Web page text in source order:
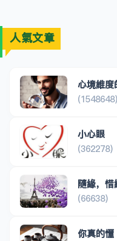
人氣文章
心境維度
(1548648)
小心眼
(362278)
隨緣，
(66638)
你真的懂